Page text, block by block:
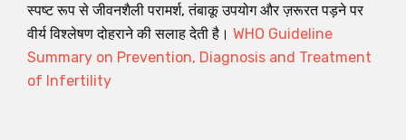
स्पष्ट रूप से जीवनशैली परामर्श, तंबाकू उपयोग और ज़रूरत पड़ने पर
वीर्य विश्लेषण दोहराने की सलाह देती है। WHO Guideline
Summary on Prevention, Diagnosis and Treatment
of Infertility